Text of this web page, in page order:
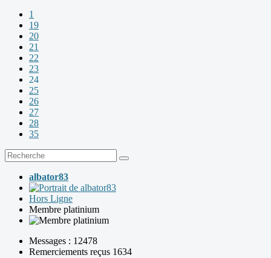
1
19
20
21
22
23
24
25
26
27
28
35
albator83
Hors Ligne
Membre platinium
Messages : 12478
Remerciements reçus 1634